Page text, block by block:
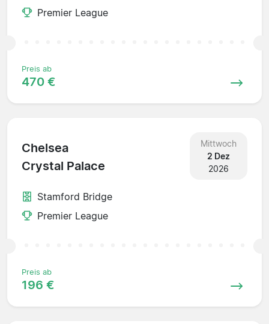
Premier League
Preis ab
470 €
Chelsea
Crystal Palace
Mittwoch
2 Dez
2026
Stamford Bridge
Premier League
Preis ab
196 €